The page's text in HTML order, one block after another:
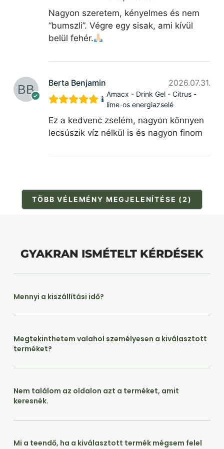
Nagyon szeretem, kényelmes és nem
“bumszli”. Végre egy sisak, ami kívül
belül fehér.
Berta Benjamin 2026.07.31.
Amacx - Drink Gel - Citrus -
lime-os energiazselé
Ez a kedvenc zselém, nagyon könnyen
lecsúszik víz nélkül is és nagyon finom
TÖBB VÉLEMÉNY MEGJELENÍTÉSE (2)
GYAKRAN ISMÉTELT KÉRDÉSEK
Mennyi a kiszállítási idő?
Megtekinthetem valahol személyesen a kiválasztott
terméket?
Nem találom az oldalon azt a terméket, amit
keresnék.
Mi a teendő, ha a kiválasztott termék mégsem felel